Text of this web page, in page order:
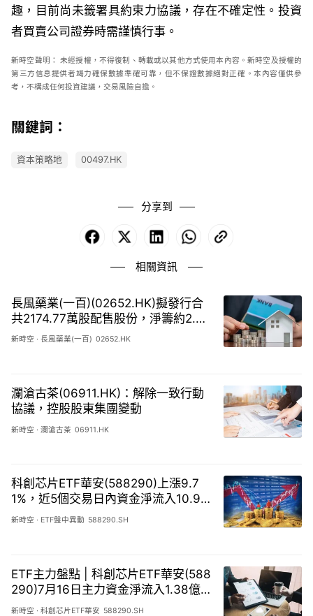
趣，目前尚未籤署具約束力協議，存在不確定性。投資
者買賣公司證券時需謹慎行事。
新時空聲明：
未經授權，不得復制、轉載或以其他方式使用本內容。新時空及授權的
第三方信息提供者竭力確保數據準確可靠，但不保證數據絕對正確。本內容僅供參
考，不構成任何投資建議，交易風險自擔。
關鍵詞：
資本策略地 00497.HK
分享到
Facebook LinkedIn WhatsApp
相關資訊
長風藥業(一百)(02652.HK)擬發行合
共2174.77萬股配售股份，淨籌約2.95
億港元
新時空 ·長風藥業(一百) 02652.HK
瀾滄古茶(06911.HK)：解除一致行動
協議，控股股東集團變動
新時空 ·瀾滄古茶 06911.HK
科創芯片ETF華安(588290)上漲9.7
1%，近5個交易日內資金淨流入10.95
億元
新時空 · ETF盤中異動 588290.SH
ETF主力盤點 | 科創芯片ETF華安(588
290)7月16日主力資金淨流入1.38億
元，居可比基金第一
新時空 ·科創芯片ETF華安 588290.SH